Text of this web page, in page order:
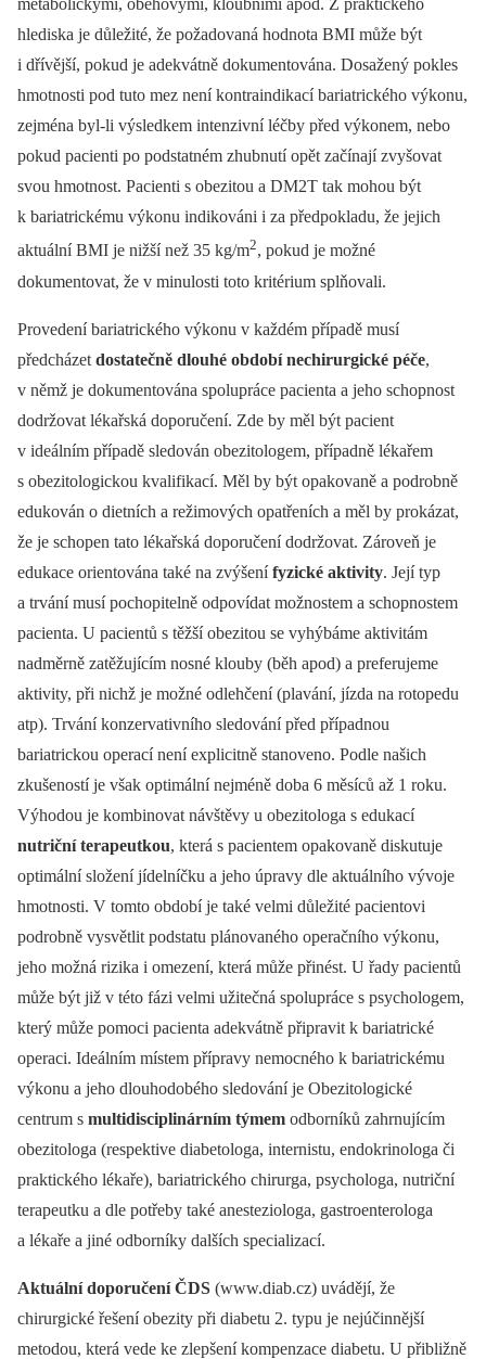
metabolickými, oběhovými, kloubními apod. Z praktického
hlediska je důležité, že požadovaná hodnota BMI může být
i dřívější, pokud je adekvátně dokumentována. Dosažený pokles
hmotnosti pod tuto mez není kontraindikací bariatrického výkonu,
zejména byl-li výsledkem intenzivní léčby před výkonem, nebo
pokud pacienti po podstatném zhubnutí opět začínají zvyšovat
svou hmotnost. Pacienti s obezitou a DM2T tak mohou být
k bariatrickému výkonu indikováni i za předpokladu, že jejich
aktuální BMI je nižší než 35 kg/m2, pokud je možné
dokumentovat, že v minulosti toto kritérium splňovali.
Provedení bariatrického výkonu v každém případě musí
předcházet dostatečně dlouhé období nechirurgické péče,
v němž je dokumentována spolupráce pacienta a jeho schopnost
dodržovat lékařská doporučení. Zde by měl být pacient
v ideálním případě sledován obezitologem, případně lékařem
s obezitologickou kvalifikací. Měl by být opakovaně a podrobně
edukován o dietních a režimových opatřeních a měl by prokázat,
že je schopen tato lékařská doporučení dodržovat. Zároveň je
edukace orientována také na zvýšenífyzické aktivity. Její typ
a trvání musí pochopitelně odpovídat možnostem a schopnostem
pacienta. U pacientů s těžší obezitou se vyhýbáme aktivitám
nadměrně zatěžujícím nosné klouby (běh apod) a preferujeme
aktivity, při nichž je možné odlehčení (plavání, jízda na rotopedu
atp). Trvání konzervativního sledování před případnou
bariatrickou operací není explicitně stanoveno. Podle našich
zkušeností je však optimální nejméně doba 6 měsíců až 1 roku.
Výhodou je kombinovat návštěvy u obezitologa s edukací
nutriční terapeutkou, která s pacientem opakovaně diskutuje
optimální složení jídelníčku a jeho úpravy dle aktuálního vývoje
hmotnosti. V tomto období je také velmi důležité pacientovi
podrobně vysvětlit podstatu plánovaného operačního výkonu,
jeho možná rizika i omezení, která může přinést. U řady pacientů
může být již v této fázi velmi užitečná spolupráce s psychologem,
který může pomoci pacienta adekvátně připravit k bariatrické
operaci. Ideálním místem přípravy nemocného k bariatrickému
výkonu a jeho dlouhodobého sledování je Obezitologické
centrum s multidisciplinárním týmem odborníků zahrnujícím
obezitologa (respektive diabetologa, internistu, endokrinologa či
praktického lékaře), bariatrického chirurga, psychologa, nutriční
terapeutku a dle potřeby také anesteziologa, gastroenterologa
a lékaře a jiné odborníky dalších specializací.
Aktuální doporučení ČDS (www.diab.cz) uvádějí, že
chirurgické řešení obezity při diabetu 2. typu je nejúčinnější
metodou, která vede ke zlepšení kompenzace diabetu. U přibližně